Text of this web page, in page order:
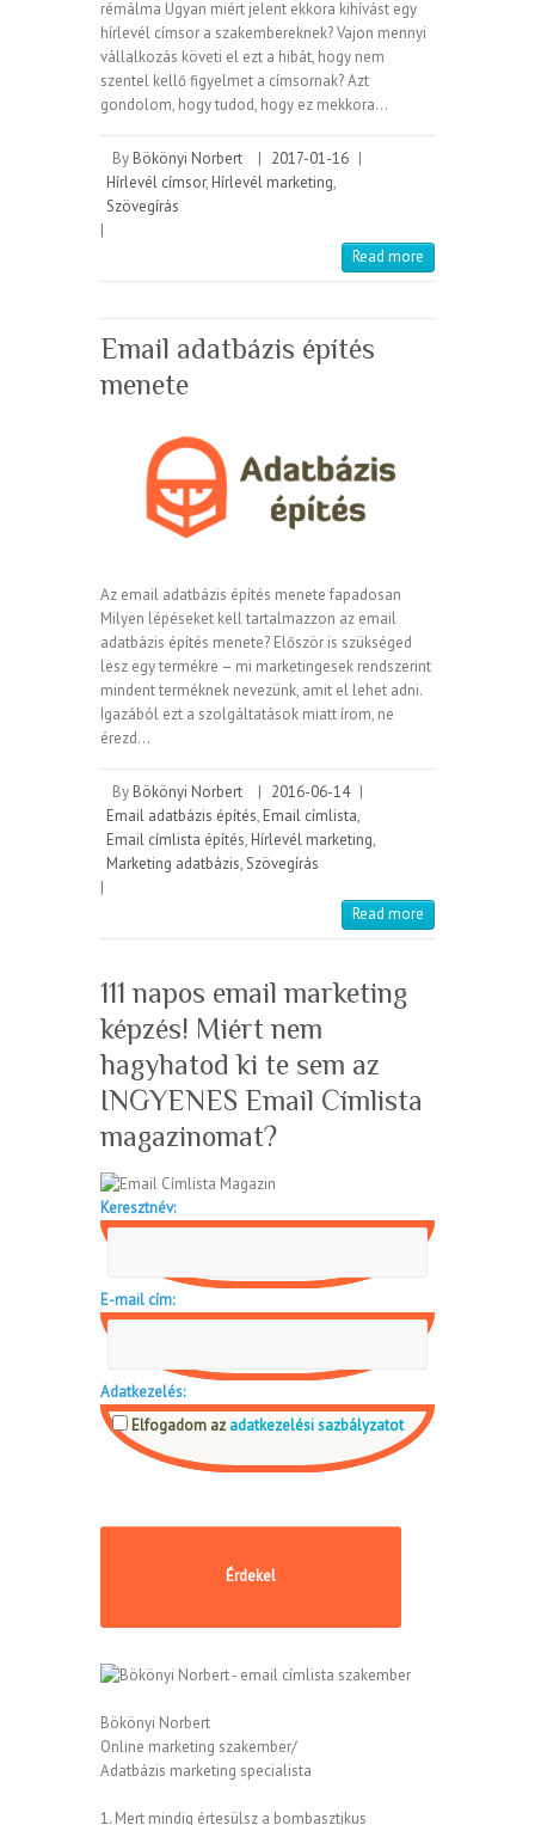
rémálma Ugyan miért jelent ekkora kihívást egy
hírlevél címsor a szakembereknek? Vajon mennyi
vállalkozás követi el ezt a hibát, hogy nem
szentel kellő figyelmet a címsornak? Azt
gondolom, hogy tudod, hogy ez mekkora…
By Bökönyi Norbert | 2017-01-16 |
Hírlevél címsor, Hírlevél marketing,
Szövegírás
|
Read more
Email adatbázis építés
menete
Az email adatbázis építés menete fapadosan
Milyen lépéseket kell tartalmazzon az email
adatbázis építés menete? Először is szükséged
lesz egy termékre – mi marketingesek rendszerint
mindent terméknek nevezünk, amit el lehet adni.
Igazából ezt a szolgáltatások miatt írom, ne
érezd…
By Bökönyi Norbert | 2016-06-14 |
Email adatbázis építés, Email címlista,
Email címlista építés, Hírlevél marketing,
Marketing adatbázis,Szövegírás
|
Read more
111 napos email marketing
képzés! Miért nem
hagyhatod ki te sem az
INGYENES Email Címlista
magazinomat?
Keresztnév:
E-mail cím:
Adatkezelés:
Elfogadom az adatkezelési sazbályzatot
Bökönyi Norbert
Online marketing szakember/
Adatbázis marketing specialista
1. Mert mindig értesülsz a bombasztikus